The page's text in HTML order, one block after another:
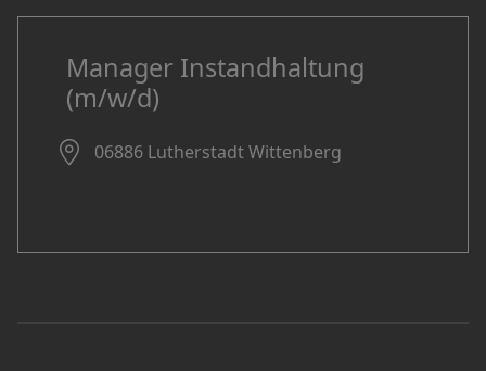
Manager Instandhaltung
(m/w/d)
06886 Lutherstadt Wittenberg